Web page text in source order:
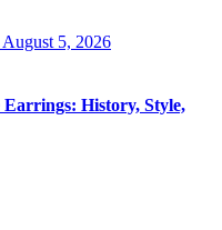
August 5, 2026
History, Style,